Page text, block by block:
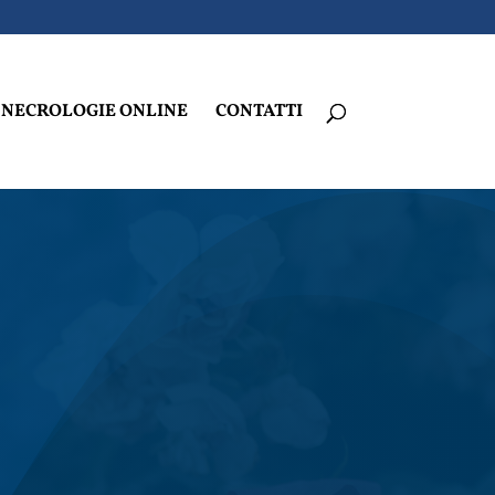
NECROLOGIE ONLINE CONTATTI